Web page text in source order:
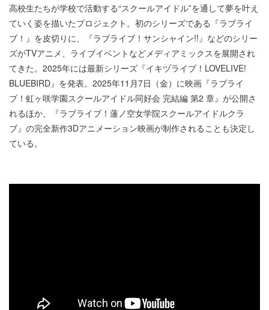
高校生たちが学校で活動する“スクールアイドル”を通して夢を叶え
ていく姿を描いたプロジェクト。初のシリーズである『ラブライ
ブ！』を皮切りに、『ラブライブ！サンシャイン!!』などのシリー
ズがTVアニメ、ライブイベントなどメディアミックスを展開され
てきた。2025年には最新シリーズ『イキヅライブ！LOVELIVE!
BLUEBIRD』を発表。2025年11月7日（金）に映画『ラブライ
ブ！虹ヶ咲学園スクールアイドル同好会 完結編 第2 章』が公開さ
れるほか、『ラブライブ！蓮ノ空女学院スクールアイドルクラ
ブ』の完全新作3Dアニメーション映画が制作されることも決定し
ている。